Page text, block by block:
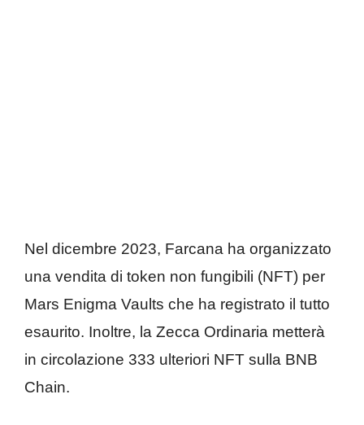
Nel dicembre 2023, Farcana ha organizzato
una vendita di token non fungibili (NFT) per
Mars Enigma Vaults che ha registrato il tutto
esaurito. Inoltre, la Zecca Ordinaria metterà
in circolazione 333 ulteriori NFT sulla BNB
Chain.